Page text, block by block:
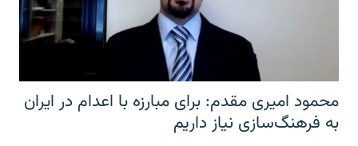
محمود امیری مقدم: برای مبارزه با اعدام در ایران
به فرهنگ‌سازی نیاز داریم